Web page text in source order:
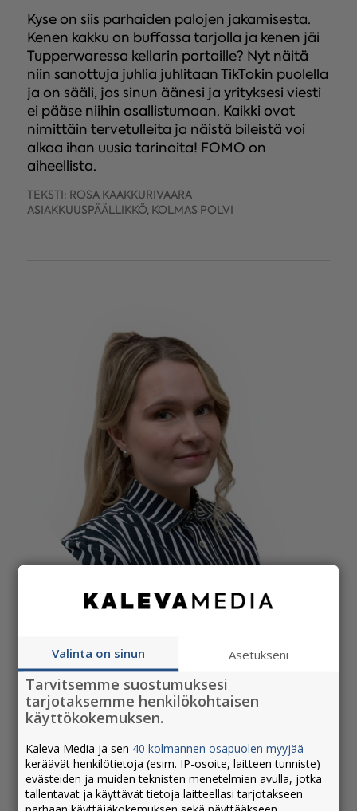
Kyse on siis parhaiden palojen jakamisesta.
Kenen kakku on buffassa tarjolla ja kenen jäi
Tupperwaressa kellarin portaille? Nyt näitä
niin sanottuja juhlia juhlitaan TikTokin puolella
ja on sääli, jos sinun äänesi ja yrityksesi viesti
ei pääse niihin osallistumaan. Kaikki ovat
nimittäin tervetulleita ja näistä bileistä voi
alkaa ihan uusia tarinoita! FOMO on
aiheellista.
TEKSTI: ROSA KAAKKURIVAARA
ASIAKKUUSPÄÄLLIKKÖ, KOLMAS POLVI
asiakkuuspäällikkö, Kolmas Polvi Oy
044 799 5740
rosa.kaakkurivaara@kalevamedia.fi
taiteita opiskellut lappilaisen rehdillä
huumorilla varustettu läppäkone, sekä
aktiivinen TikTokkaaja niin töissä kuin vapaa-
Valinta on sinun Asetukseni
Tarvitsemme suostumuksesi
tarjotaksemme henkilökohtaisen
käyttökokemuksen.
Kaleva Media ja sen 40 kolmannen osapuolen myyjää
keräävät henkilötietoja (esim. IP-osoite, laitteen tunniste)
evästeiden ja muiden teknisten menetelmien avulla, jotka
tallentavat ja käyttävät tietoja laitteellasi tarjotakseen